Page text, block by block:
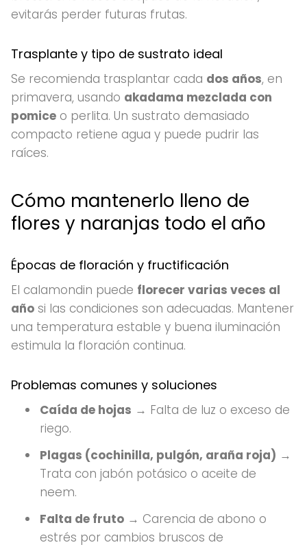
evitarás perder futuras frutas.
Trasplante y tipo de sustrato ideal
Se recomienda trasplantar cada dos años, en
primavera, usando akadama mezclada con
pomice o perlita. Un sustrato demasiado
compacto retiene agua y puede pudrir las
raíces.
Cómo mantenerlo lleno de
flores y naranjas todo el año
Épocas de floración y fructificación
El calamondin puede florecer varias veces al
año si las condiciones son adecuadas. Mantener
una temperatura estable y buena iluminación
estimula la floración continua.
Problemas comunes y soluciones
Caída de hojas → Falta de luz o exceso de
riego.
Plagas (cochinilla, pulgón, araña roja) →
Trata con jabón potásico o aceite de
neem.
Falta de fruto → Carencia de abono o
estrés por cambios bruscos de